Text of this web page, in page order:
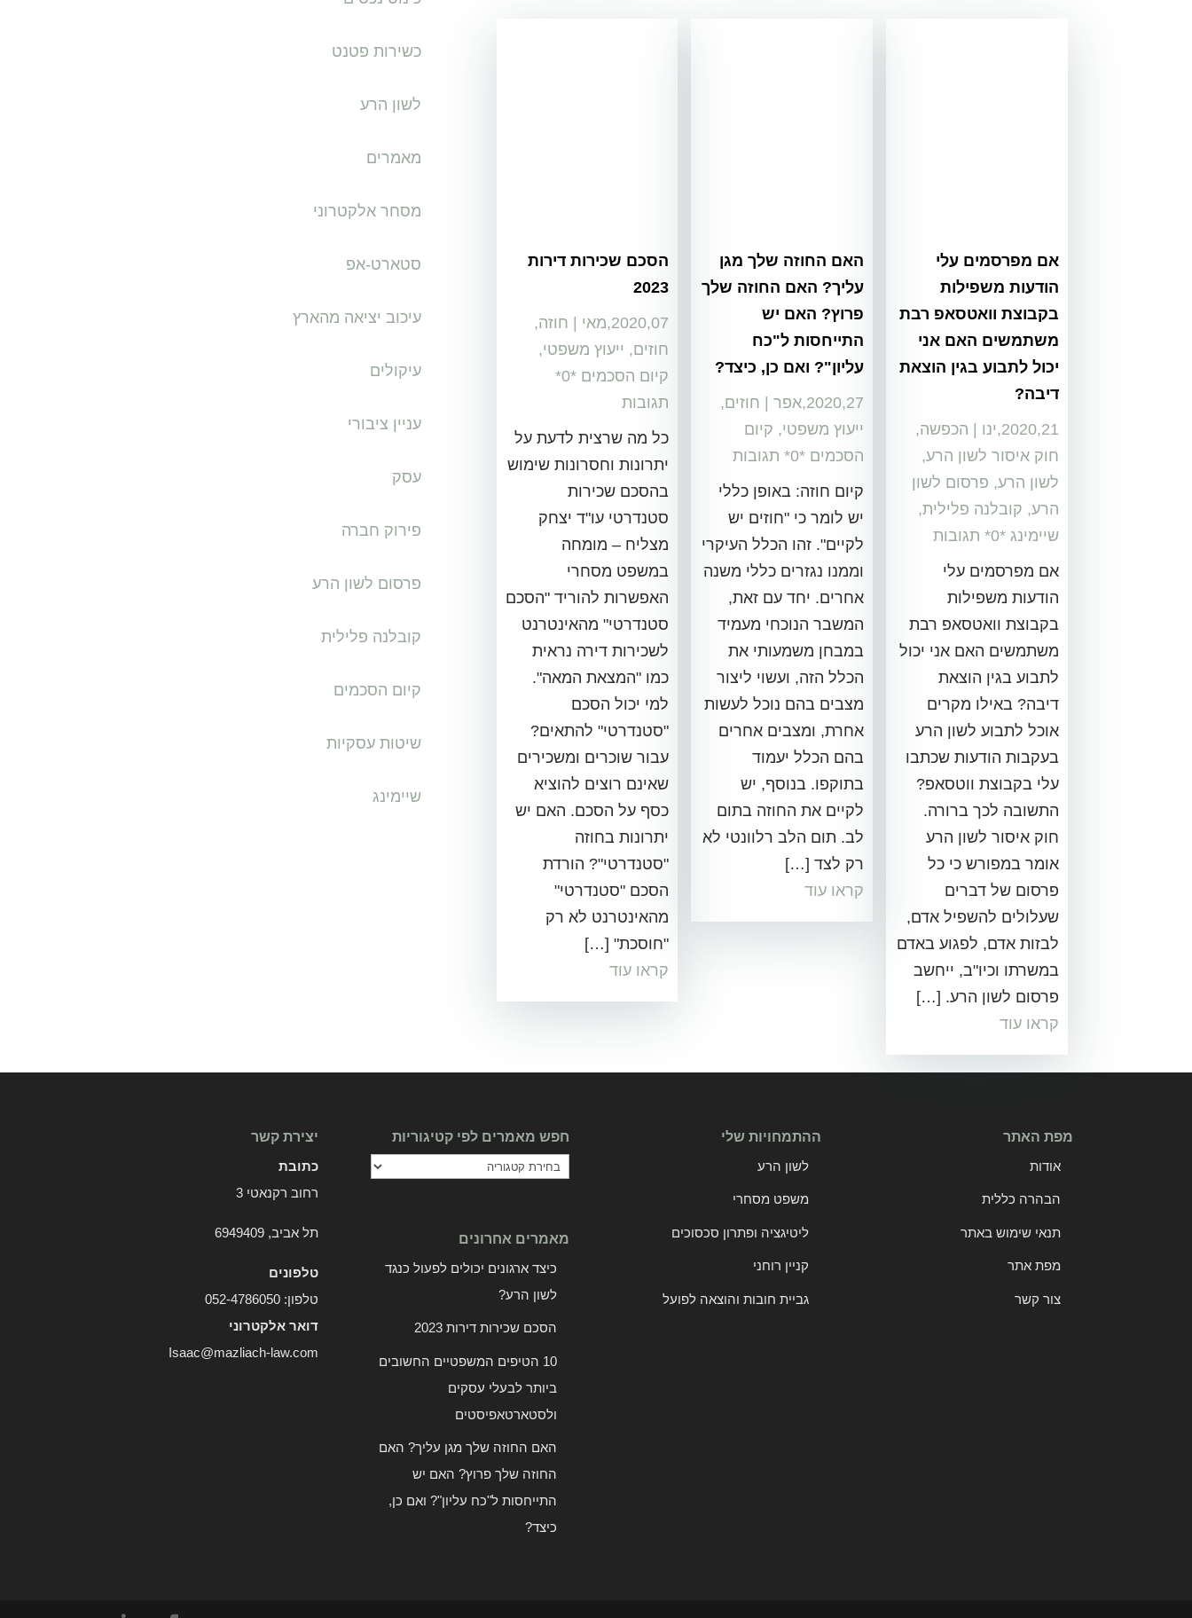
אם מפרסמים עלי
הודעות משפילות
בקבוצת וואטסאפ רבת
משתמשים האם אני
יכול לתבוע בגין הוצאת
דיבה?
2020,21,ינו
הכפשה,
חוק איסור לשון הרע,
לשון הרע, פרסום לשון
הרע, קובלנה פלילית,
שיימינג ‏*0* תגובות
אם מפרסמים עלי
הודעות משפילות
בקבוצת וואטסאפ רבת
משתמשים האם אני יכול
לתבוע בגין הוצאת
דיבה? באילו מקרים
אוכל לתבוע לשון הרע
בעקבות הודעות שכתבו
עלי בקבוצת ווטסאפ?
התשובה לכך ברורה.
חוק איסור לשון הרע
אומר במפורש כי כל
פרסום של דברים
שעלולים להשפיל אדם,
לבזות אדם, לפגוע באדם
במשרתו וכיו"ב, ייחשב
פרסום לשון הרע. […]
קראו עוד
האם החוזה שלך מגן
עליך? האם החוזה שלך
פרוץ? האם יש
התייחסות ל"כח
עליון"? ואם כן, כיצד?
2020,27,אפר
| חוזים,
ייעוץ משפטי, קיום
הסכמים ‏*0* תגובות
קיום חוזה: באופן כללי
יש לומר כי "חוזים יש
לקיים". זהו הכלל העיקרי
וממנו נגזרים כללי משנה
אחרים. יחד עם זאת,
המשבר הנוכחי מעמיד
במבחן משמעותי את
הכלל הזה, ועשוי ליצור
מצבים בהם נוכל לעשות
אחרת, ומצבים אחרים
בהם הכלל יעמוד
בתוקפו. בנוסף, יש
לקיים את החוזה בתום
לב. תום הלב רלוונטי לא
רק לצד […]
קראו עוד
הסכם שכירות דירות
2023
2020,07,מאי
חוזה,
חוזים, ייעוץ משפטי,
קיום הסכמים
‏*0*
תגובות
כל מה שרצית לדעת על
יתרונות וחסרונות שימוש
בהסכם שכירות
סטנדרטי עו"ד יצחק
מצליח – מומחה
במשפט מסחרי
האפשרות להוריד "הסכם
סטנדרטי" מהאינטרנט
לשכירות דירה נראית
כמו "המצאת המאה".
למי יכול הסכם
"סטנדרטי" להתאים?
עבור שוכרים ומשכירים
שאינם רוצים להוציא
כסף על הסכם. האם יש
יתרונות בחוזה
"סטנדרטי"? הורדת
הסכם "סטנדרטי"
מהאינטרנט לא רק
"חוסכת" […]
קראו עוד
כשירות פטנט
לשון הרע
מאמרים
מסחר אלקטרוני
סטארט-אפ
עיכוב יציאה מהארץ
עיקולים
עניין ציבורי
עסק
פירוק חברה
פרסום לשון הרע
קובלנה פלילית
קיום הסכמים
שיטות עסקיות
שיימינג
יצירת קשר
כתובת
רחוב רקנאטי 3
תל אביב, 6949409
טלפונים
טלפון:052-4786050
דואר אלקטרוני
Isaac@mazliach-law.com
חפש מאמרים לפי קטיגוריות
חפש
קטיגוריות
מאמרים אחרונים
כיצד ארגונים יכולים לפעול כנגד
לשון הרע?
הסכם שכירות דירות 2023
10 הטיפים המשפטיים החשובים
ביותר לבעלי עסקים
ולסטארטאפיסטים
האם החוזה שלך מגן עליך? האם
החוזה שלך פרוץ? האם יש
התייחסות ל"כח עליון"? ואם כן,
כיצד?
ההתמחויות שלי
לשון הרע
משפט מסחרי
ליטיגציה ופתרון סכסוכים
קניין רוחני
גביית חובות והוצאה לפועל
מפת האתר
אודות
הבהרה כללית
תנאי שימוש באתר
מפת אתר
צור קשר